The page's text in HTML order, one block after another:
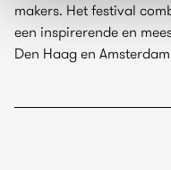
makers. Het festival
een inspirerende en
Den Haag en